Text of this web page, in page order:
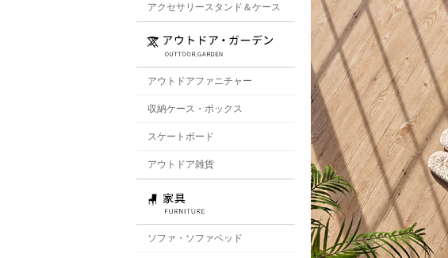
アクセサリースタンド＆ケース
アウトドアファニチャー
収納ケース・ボックス
スケートボード
アウトドア雑貨
ソファ・ソファベッド